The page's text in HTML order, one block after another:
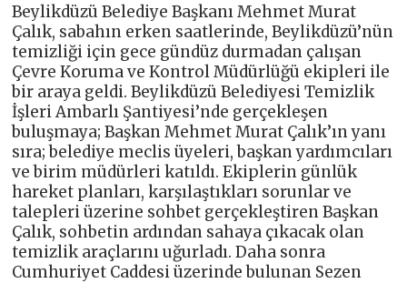
Beylikdüzü Belediye Başkanı Mehmet Murat
Çalık, sabahın erken saatlerinde, Beylikdüzü’nün
temizliği için gece gündüz durmadan çalışan
Çevre Koruma ve Kontrol Müdürlüğü ekipleri ile
bir araya geldi. Beylikdüzü Belediyesi Temizlik
İşleri Ambarlı Şantiyesi’nde gerçekleşen
buluşmaya; Başkan Mehmet Murat Çalık’ın yanı
sıra; belediye meclis üyeleri, başkan yardımcıları
ve birim müdürleri katıldı. Ekiplerin günlük
hareket planları, karşılaştıkları sorunlar ve
talepleri üzerine sohbet gerçekleştiren Başkan
Çalık, sohbetin ardından sahaya çıkacak olan
temizlik araçlarını uğurladı. Daha sonra
Cumhuriyet Caddesi üzerinde bulunan Sezen